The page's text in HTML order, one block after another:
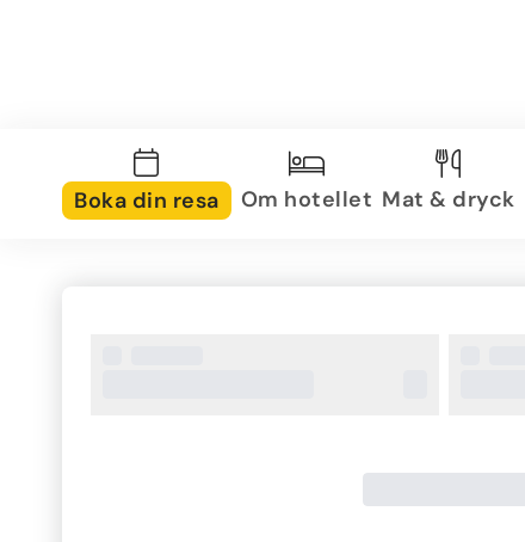
Boka din resa Om hotellet Mat & dryck